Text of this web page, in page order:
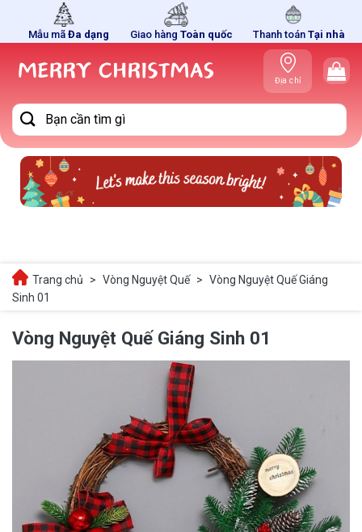
Mẫu mãĐa dạng Giao hàng Toàn quốc Thanh toán Tại nhà
Địa chỉ
cửa hàng
Tìm
kiếm:
Trang chủ > Vòng Nguyệt Quế > Vòng Nguyệt Quế Giáng
Sinh 01
Vòng Nguyệt Quế Giáng Sinh 01